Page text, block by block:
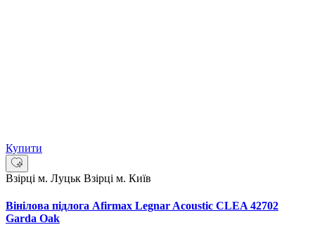
Купити
Взірці м. Луцьк Взірці м. Київ
Вінілова підлога Afirmax Legnar Acoustic CLEA 42702
Garda Oak